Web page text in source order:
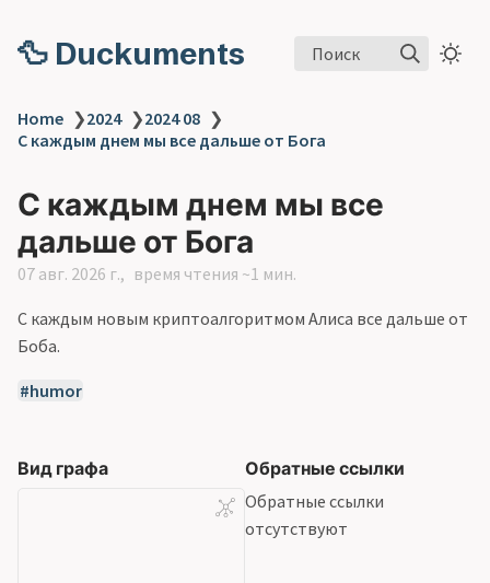
🦆 Duckuments Поиск
Home ❯2024 ❯2024 08 ❯
С каждым днем мы все дальше от Бога
С каждым днем мы все
дальше от Бога
07 авг. 2026 г. время чтения ~1 мин.
С каждым новым криптоалгоритмом Алиса все дальше от
Боба.
humor
Вид графа
Обратные ссылки
Обратные ссылки
отсутствуют